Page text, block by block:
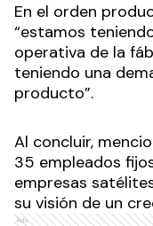
En el orden
“estamos
operativa de la
teniendo una
producto”.
Al concluir,
35 empleados
empresas
su visión de un
Ads